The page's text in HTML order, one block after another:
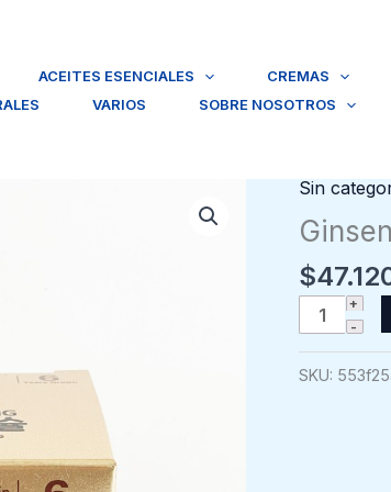
ACEITES ESENCIALES CREMAS
VARIOS SOBRE NOSOTROS
Sin
$
Ginseng
Rojo
Coreano,
SKU: